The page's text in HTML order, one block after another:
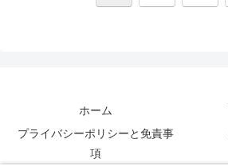
ホーム
プライバシーポリシーと免責事
項